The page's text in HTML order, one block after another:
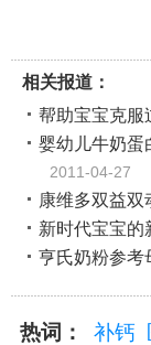
相关报道：
帮助宝宝克服
婴幼儿牛奶蛋
2011-04-27
康维多双益
新时代宝宝的
亨氏奶粉参考
热词： 补钙